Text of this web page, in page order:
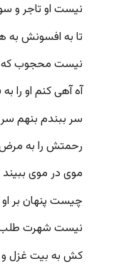
نیست او تاجر و
تا به افسونش به
نیست محجوب که
آه آهی کنم او را
سر ببندم بنهم
رحمتش را به مرض
موی در موی
چیست پنهان بر
نیست شهرت طلب
کش به بیت غزل و